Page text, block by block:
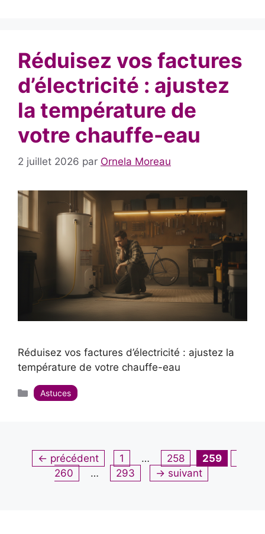
Réduisez vos factures
d’électricité : ajustez
la température de
votre chauffe-eau
2 juillet 2026 par Ornela Moreau
Réduisez vos factures d’électricité : ajustez la
température de votre chauffe-eau
Catégories
Astuces
← précédent Page
1 … Page
258 Page
259
260
… Page
293 → suivant